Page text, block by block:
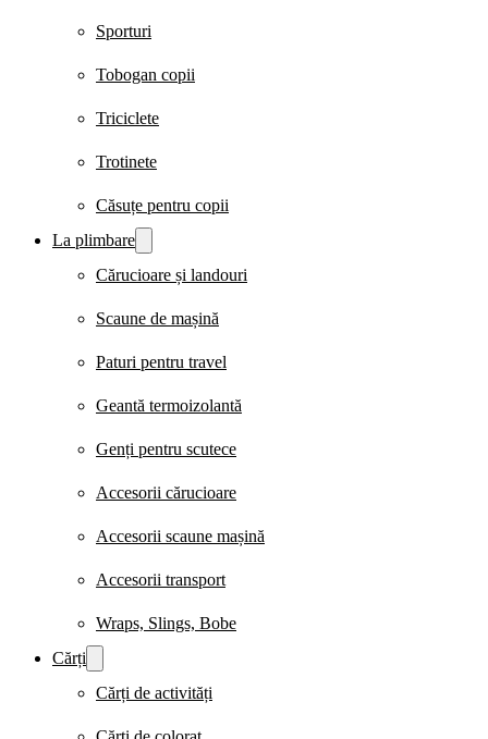
Sporturi
Tobogan copii
Triciclete
Trotinete
Căsuțe pentru copii
La plimbare
Cărucioare și landouri
Scaune de mașină
Paturi pentru travel
Geantă termoizolantă
Genți pentru scutece
Accesorii cărucioare
Accesorii scaune mașină
Accesorii transport
Wraps, Slings, Bobe
Cărți
Cărți de activități